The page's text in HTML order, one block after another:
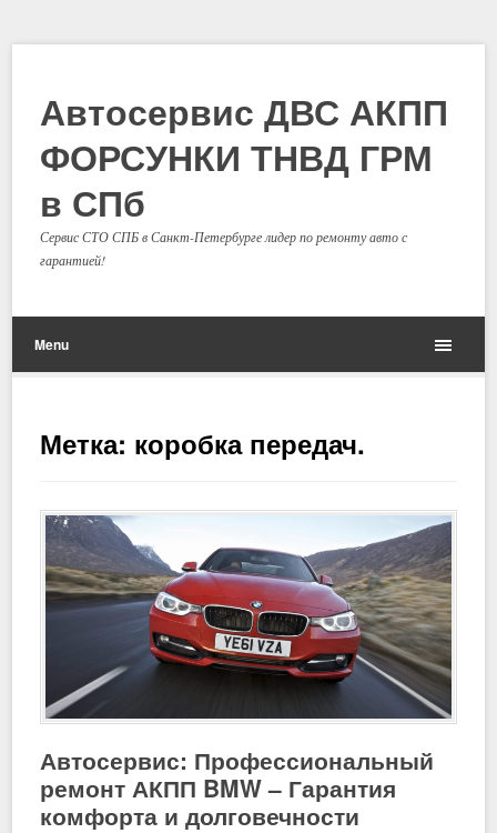
Автосервис ДВС АКПП
ФОРСУНКИ ТНВД ГРМ
в СПб
Сервис СТО СПБ в Санкт-Петербурге лидер по ремонту авто с
гарантией!
Menu
Метка: коробка передач.
Автосервис: Профессиональный
ремонт АКПП BMW – Гарантия
комфорта и долговечности